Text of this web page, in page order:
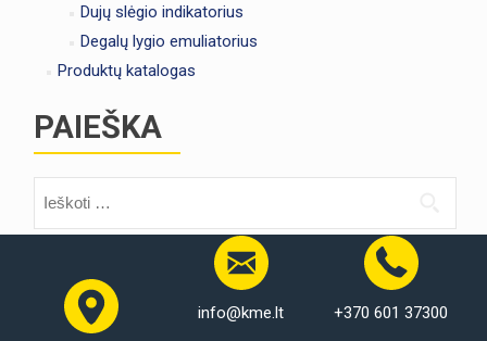
Dujų slėgio indikatorius
Degalų lygio emuliatorius
Produktų katalogas
PAIEŠKA
info@kme.lt +370 601 37300